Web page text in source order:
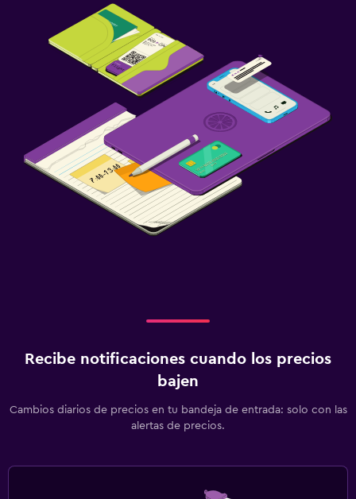
Recibe notificaciones cuando los precios
bajen
Cambios diarios de precios en tu bandeja de entrada: solo con las
alertas de precios.